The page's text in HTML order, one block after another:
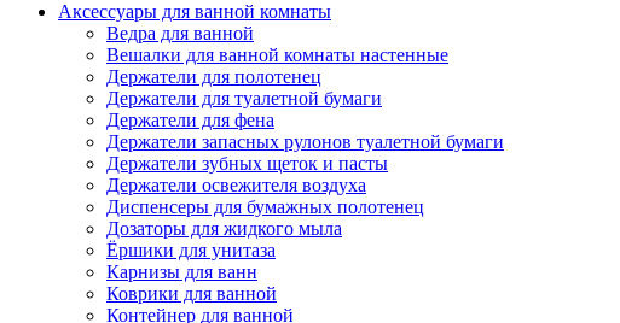
Аксессуары для ванной комнаты
Ведра для ванной
Вешалки для ванной комнаты настенные
Держатели для полотенец
Держатели для туалетной бумаги
Держатели для фена
Держатели запасных рулонов туалетной бумаги
Держатели зубных щеток и пасты
Держатели освежителя воздуха
Диспенсеры для бумажных полотенец
Дозаторы для жидкого мыла
Ёршики для унитаза
Карнизы для ванн
Коврики для ванной
Контейнер для ванной